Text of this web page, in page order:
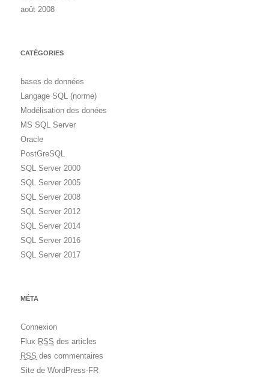
août 2008
CATÉGORIES
bases de données
Langage SQL (norme)
Modélisation des donées
MS SQL Server
Oracle
PostGreSQL
SQL Server 2000
SQL Server 2005
SQL Server 2008
SQL Server 2012
SQL Server 2014
SQL Server 2016
SQL Server 2017
MÉTA
Connexion
Flux RSS des articles
RSS des commentaires
Site de WordPress-FR